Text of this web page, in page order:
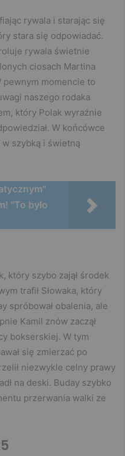
rywala i starając się
stara się odpowiadać.
rywala świetnie
ciosach Martina
pewnym momencie to
naszego rodaka
który Polak wyraźnie
W końcówce
szybką i świetną
"To było
który szybo zajął środek
trafił Słowaka, który
spróbował obalenia, ale
Kamil znów zaczął
bokserskiej. W tym
się zmierzać po
niezwykle celny prawy
na deski. Buday szybko
przerwania walki ze